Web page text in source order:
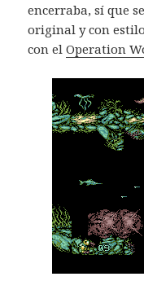
encerraba, sí que
original y con
con elOperation